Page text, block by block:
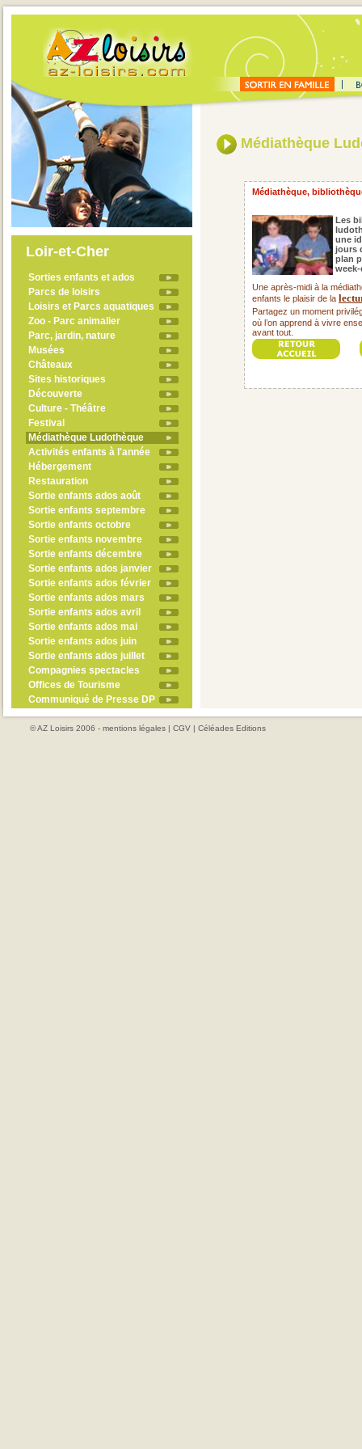
Loir-et-Cher
Sorties enfants et ados
Parcs de loisirs
Loisirs et Parcs aquatiques
Zoo - Parc animalier
Parc, jardin, nature
Musées
Châteaux
Sites historiques
Découverte
Culture - Théâtre
Festival
Médiathèque Ludothèque
Activités enfants à l'année
Hébergement
Restauration
Sortie enfants ados août
Sortie enfants septembre
Sortie enfants octobre
Sortie enfants novembre
Sortie enfants décembre
Sortie enfants ados janvier
Sortie enfants ados février
Sortie enfants ados mars
Sortie enfants ados avril
Sortie enfants ados mai
Sortie enfants ados juin
Sortie enfants ados juillet
Compagnies spectacles
Offices de Tourisme
Communiqué de Presse DP
Médiathèque
Médiathèque,
Les
une
jours
plan
Une après-midi à la
enfants le plaisir de la
Partagez un moment
où l’on apprend à vivre
avant tout.
© AZ Loisirs 2006 - mentions légales | CGV | Céléades Editions